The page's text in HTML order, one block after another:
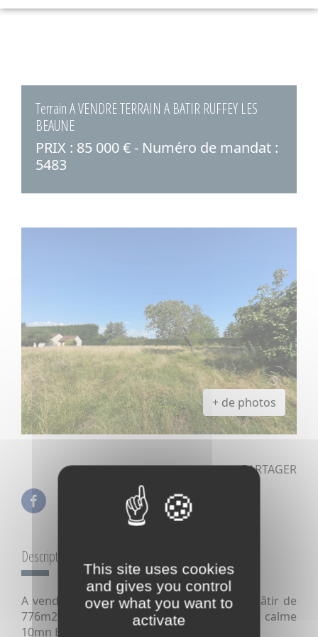
Terrain A VENDRE TERRAIN A BATIR RUFFEY LES
BEAUNE
PRIX : 85 000 € - Numéro de mandat :
5483
+ de photos
PARTAGER
Description :
A vendre Ruffey les Beaune, joli terrain à bâtir de
776m2, Terrain plat, viabilisé, environement calme
10mn Beaune
This site uses cookies
and gives you control
over what you want to
activate